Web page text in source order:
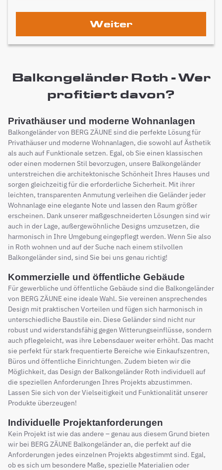
Weiter
Balkongeländer Roth - Wer
profitiert davon?
Privathäuser und moderne Wohnanlagen
Balkongeländer von BERG ZÄUNE sind die perfekte Lösung für
Privathäuser und moderne Wohnanlagen, die sowohl auf Ästhetik
als auch auf Funktionale setzen. Egal, ob Sie einen klassischen
oder einen modernen Stil bevorzugen, unsere Balkongeländer
unterstreichen die architektonische Schönheit Ihres Hauses und
sorgen gleichzeitig für die erforderliche Sicherheit. Mit ihrer
leichten, transparenten Anmutung verleihen die Geländer jeder
Wohnanlage eine elegante Note und lassen den Raum größer
erscheinen. Dank unserer maßgeschneiderten Lösungen sind wir
auch in der Lage, außergewöhnliche Designs umzusetzen, die
harmonisch in Ihre Umgebung eingepflegt werden. Wenn Sie also
in Roth wohnen und auf der Suche nach einem stilvollen
Balkongeländer sind, sind Sie bei uns genau richtig!
Kommerzielle und öffentliche Gebäude
Für gewerbliche und öffentliche Gebäude sind die Balkongeländer
von BERG ZÄUNE eine ideale Wahl. Sie vereinen ansprechendes
Design mit praktischen Vorteilen und fügen sich harmonisch in
unterschiedliche Baustile ein. Diese Geländer sind nicht nur
robust und widerstandsfähig gegen Witterungseinflüsse, sondern
auch pflegeleicht, was ihre Lebensdauer weiter erhöht. Das macht
sie perfekt für stark frequentierte Bereiche wie Einkaufszentren,
Büros und öffentliche Einrichtungen. Zudem bieten wir die
Möglichkeit, das Design der Balkongeländer Roth individuell auf
die speziellen Anforderungen Ihres Projekts abzustimmen.
Lassen Sie sich von der Vielseitigkeit und Funktionalität unserer
Produkte überzeugen!
Individuelle Projektanforderungen
Kein Projekt ist wie das andere – genau aus diesem Grund bieten
wir bei BERG ZÄUNE Balkongeländer an, die perfekt auf die
Anforderungen jedes einzelnen Projekts abgestimmt sind. Egal,
ob es sich um besondere Maße, spezielle Materialien oder